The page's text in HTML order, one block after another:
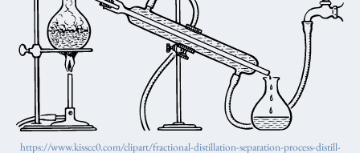
https://www.kisscc0.com/clipart/fractional-distillation-separation-process-distill-